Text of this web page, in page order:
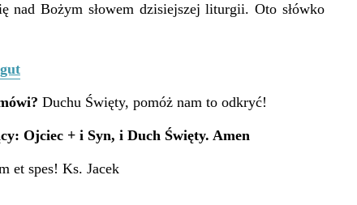
nad Bożym słowem dzisiejszej liturgii.Oto słówko
Duchu Święty, pomóż nam to odkryć!
Ojciec + i Syn, i Duch Święty. Amen
et spes! Ks. Jacek